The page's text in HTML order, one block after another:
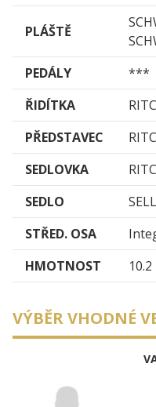
PLÁŠTĚ
PEDÁLY
***
ŘIDÍTKA
PŘEDSTAVEC
SEDLOVKA
SEDLO
STŘED. OSA
HMOTNOST
10.2
VÝBĚR VHODNÉ